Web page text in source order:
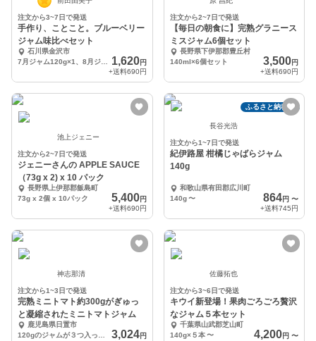
注文から3~7日で発送
手作り、ことこと。ブルーベリー
ジャム味比べセット
石川県金沢市
1,620円
+送料690円
注文から2~7日で発送
【毎日の朝食に】完熟グラニース
ミスジャム6個セット
長野県下伊那郡豊丘村
140ml×6個セット
3,500円
+送料690円
池上ジェニー
注文から2~7日で発送
ジェニーさんの APPLE SAUCE
（73g x 2) x 10 パック
長野県上伊那郡飯島町
73g x 2個 x 10パック
5,400円
+送料690円
ふるさと納税可
長谷光浩
注文から1~7日で発送
紀伊路屋 柑橘じゃばらジャム
140g
和歌山県有田郡広川町
140g 〜 864円 〜
+送料745円
神志那清
注文から1~3日で発送
完熟ミニトマト約300gがぎゅっ
と凝縮されたミニトマトジャム
鹿児島県日置市
3,024円
佐藤拓也
注文から3~6日で発送
キウイ新登場！果肉ごろごろ贅沢
なジャム５本セット
千葉県山武郡芝山町
140g×５本 〜 4,200円 〜